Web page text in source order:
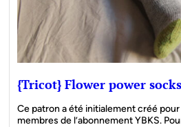
{Tricot} Flower power socks
Ce patron a été initialement créé pour
membres de l’abonnement YBKS.